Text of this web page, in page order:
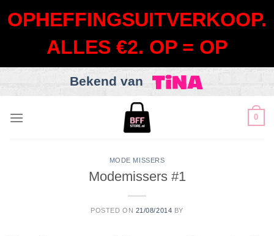
OPHEFFINGSUITVERKOOP.
ALLES €2. OP = OP
Bekend van
0
MODE MISSERS
Modemissers #1
POSTED ON 21/08/2014 BY